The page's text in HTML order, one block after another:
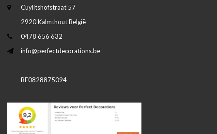
Cuylitshofstraat 57
2920 Kalmthout België
0478 656 632
info@perfectdecorations.be
BE0828875094